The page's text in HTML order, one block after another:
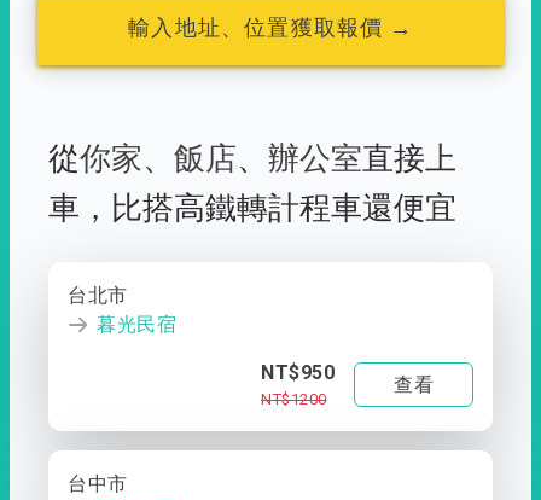
輸入地址、位置獲取報價 →
從你家、 飯店、 辦公室直接上
車， 比搭高鐵轉計程車還便宜
台北市
暮光民宿
NT$950
NT$1200
查看
台中市